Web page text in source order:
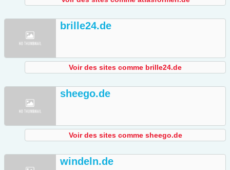
brille24.de
Voir des sites comme brille24.de
sheego.de
Voir des sites comme sheego.de
windeln.de